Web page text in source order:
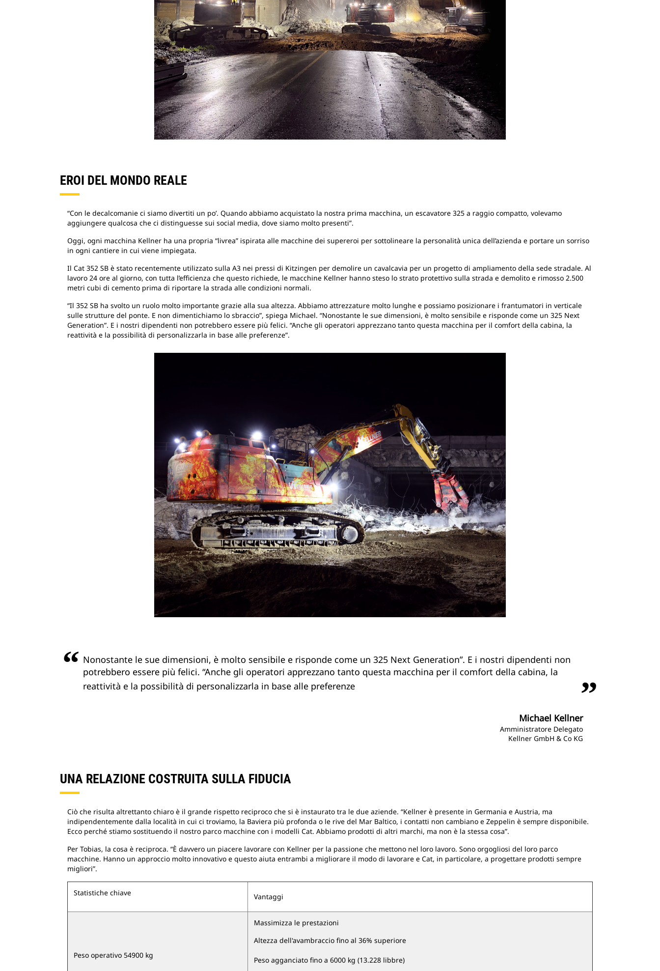
EROI DEL MONDO REALE
“Con le decalcomanie ci siamo divertiti un po’. Quando abbiamo acquistato la nostra prima macchina, un escavatore 325 a raggio compatto, volevamo
aggiungere qualcosa che ci distinguesse sui social media, dove siamo molto presenti”.
Oggi, ogni macchina Kellner ha una propria “livrea” ispirata alle macchine dei supereroi per sottolineare la personalità unica dell’azienda e portare un sorriso
in ogni cantiere in cui viene impiegata.
Il Cat 352 SB è stato recentemente utilizzato sulla A3 nei pressi di Kitzingen per demolire un cavalcavia per un progetto di ampliamento della sede stradale. Al
lavoro 24 ore al giorno, con tutta l’efficienza che questo richiede, le macchine Kellner hanno steso lo strato protettivo sulla strada e demolito e rimosso 2.500
metri cubi di cemento prima di riportare la strada alle condizioni normali.
“Il 352 SB ha svolto un ruolo molto importante grazie alla sua altezza. Abbiamo attrezzature molto lunghe e possiamo posizionare i frantumatori in verticale
sulle strutture del ponte. E non dimentichiamo lo sbraccio”, spiega Michael. “Nonostante le sue dimensioni, è molto sensibile e risponde come un 325 Next
Generation”. E i nostri dipendenti non potrebbero essere più felici. “Anche gli operatori apprezzano tanto questa macchina per il comfort della cabina, la
reattività e la possibilità di personalizzarla in base alle preferenze”.
Nonostante le sue dimensioni, è molto sensibile e risponde come un 325 Next Generation”. E i nostri dipendenti non
potrebbero essere più felici. “Anche gli operatori apprezzano tanto questa macchina per il comfort della cabina, la
reattività e la possibilità di personalizzarla in base alle preferenze
Michael Kellner
Amministratore Delegato
Kellner GmbH & Co KG
UNA RELAZIONE COSTRUITA SULLA FIDUCIA
Ciò che risulta altrettanto chiaro è il grande rispetto reciproco che si è instaurato tra le due aziende. “Kellner è presente in Germania e Austria, ma
indipendentemente dalla località in cui ci troviamo, la Baviera più profonda o le rive del Mar Baltico, i contatti non cambiano e Zeppelin è sempre disponibile.
Ecco perché stiamo sostituendo il nostro parco macchine con i modelli Cat. Abbiamo prodotti di altri marchi, ma non è la stessa cosa”.
Per Tobias, la cosa è reciproca. “È davvero un piacere lavorare con Kellner per la passione che mettono nel loro lavoro. Sono orgogliosi del loro parco
macchine. Hanno un approccio molto innovativo e questo aiuta entrambi a migliorare il modo di lavorare e Cat, in particolare, a progettare prodotti sempre
migliori”.
Statistiche chiave Vantaggi
Peso operativo 54900 kg
Massimizza le prestazioni
Altezza dell'avambraccio fino al 36% superiore
Peso agganciato fino a 6000 kg (13.228 libbre)